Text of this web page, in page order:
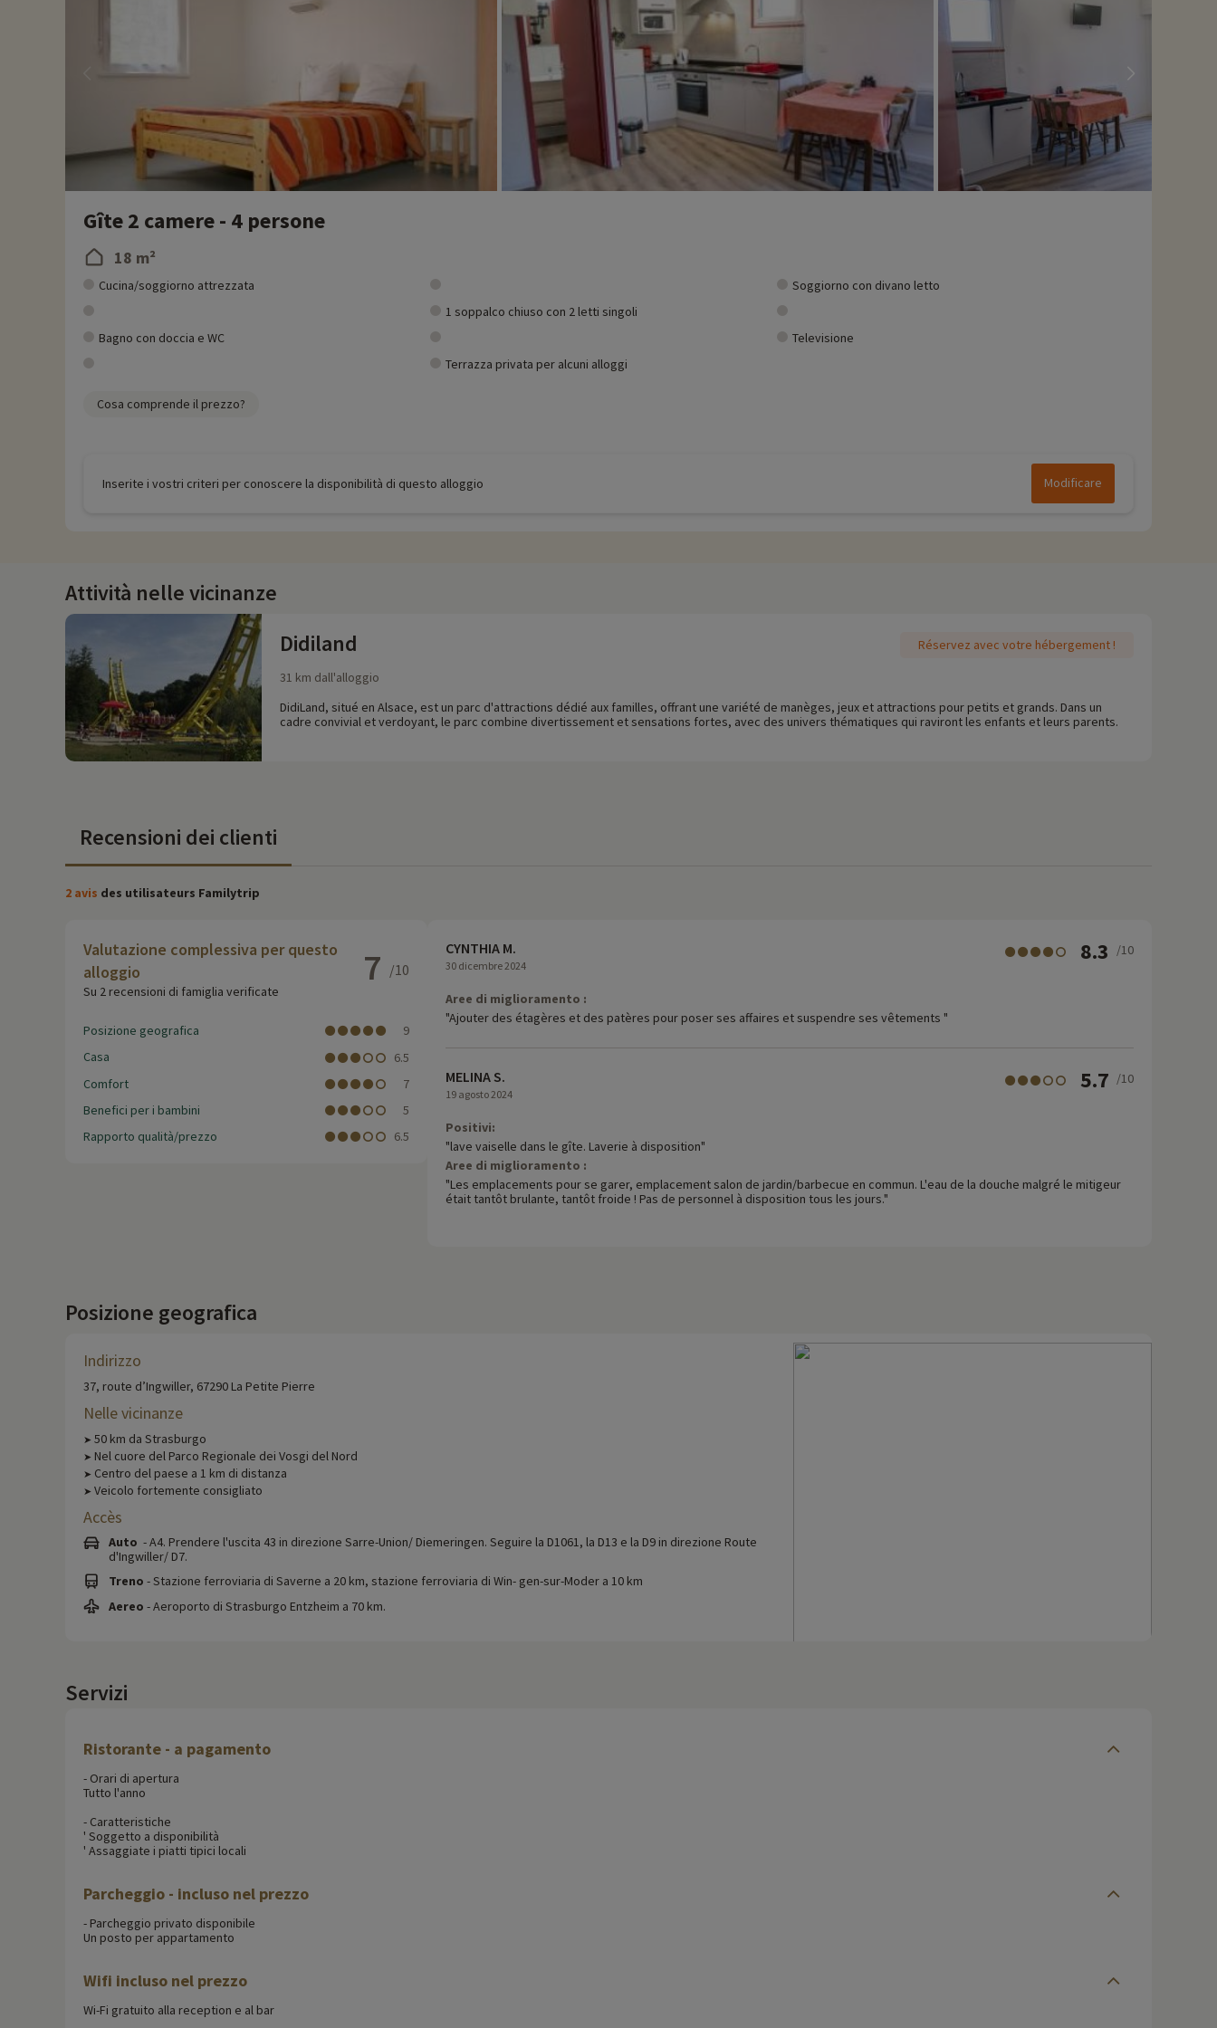
Gîte 2 camere - 4 persone
18 m²
Cucina/soggiorno attrezzata
Soggiorno con divano letto
1 soppalco chiuso con 2 letti singoli
Bagno con doccia e WC
Televisione
Terrazza privata per alcuni alloggi
Cosa comprende il prezzo?
Inserite i vostri criteri per conoscere la disponibilità di questo alloggio Modificare
Attività nelle vicinanze
Didiland
Réservez avec votre hébergement !
31 km dall'alloggio
DidiLand, situé en Alsace, est un parc d'attractions dédié aux familles, offrant une variété de manèges, jeux et attractions pour petits et grands. Dans un
cadre convivial et verdoyant, le parc combine divertissement et sensations fortes, avec des univers thématiques qui raviront les enfants et leurs parents.
Recensioni dei clienti
2 avis des utilisateurs Familytrip
Valutazione complessiva per questo
alloggio
Su 2 recensioni di famiglia verificate
7 /10
Posizione geografica
9
Casa
6.5
Comfort
7
Benefici per i bambini
5
Rapporto qualità/prezzo
6.5
CYNTHIA M.
30 dicembre 2024
8.3 /10
Aree di miglioramento :
"Ajouter des étagères et des patères pour poser ses affaires et suspendre ses vêtements "
MELINA S.
19 agosto 2024
5.7 /10
Positivi:
"lave vaiselle dans le gîte. Laverie à disposition"
Aree di miglioramento :
"Les emplacements pour se garer, emplacement salon de jardin/barbecue en commun. L'eau de la douche malgré le mitigeur
était tantôt brulante, tantôt froide ! Pas de personnel à disposition tous les jours."
Posizione geografica
Indirizzo
37, route d’Ingwiller, 67290 La Petite Pierre
Nelle vicinanze
➤ 50 km da Strasburgo
➤ Nel cuore del Parco Regionale dei Vosgi del Nord
➤ Centro del paese a 1 km di distanza
➤ Veicolo fortemente consigliato
Accès
Auto - A4. Prendere l'uscita 43 in direzione Sarre-Union/ Diemeringen. Seguire la D1061, la D13 e la D9 in direzione Route
d'Ingwiller/ D7.
Treno - Stazione ferroviaria di Saverne a 20 km, stazione ferroviaria di Win- gen-sur-Moder a 10 km
Aereo - Aeroporto di Strasburgo Entzheim a 70 km.
Servizi
Ristorante - a pagamento
- Orari di apertura
Tutto l'anno
- Caratteristiche
' Soggetto a disponibilità
' Assaggiate i piatti tipici locali
Parcheggio - incluso nel prezzo
- Parcheggio privato disponibile
Un posto per appartamento
Wifi incluso nel prezzo
Wi-Fi gratuito alla reception e al bar